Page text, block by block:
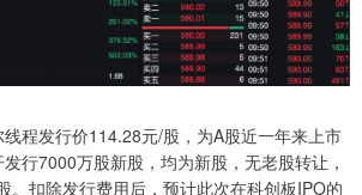
程发行价114.28元/股，为A股近一年来上市
行7000万股新股，均为新股，无老股转让，
。扣除发行费用后，预计此次在科创板IPO的